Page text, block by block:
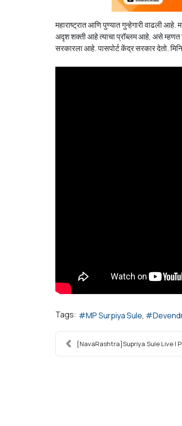
महाराष्ट्रात आणि पुण्यात गुन्हेगारी वाढली
अदृश शक्ती आहे त्याचा प्रॉब्लम आहे, असे म्हणत
सरकारला आहे. पासपोर्ट केंद्र सरकार देतो.
Tags: MP Surpiya Sule
[NavaRashtra]Supriya Sule Live |